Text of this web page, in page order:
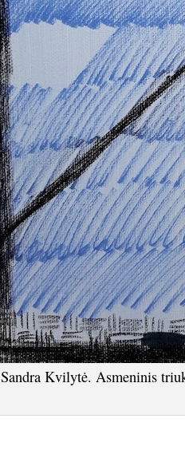
Sandra Kvilytė. Asmeninis